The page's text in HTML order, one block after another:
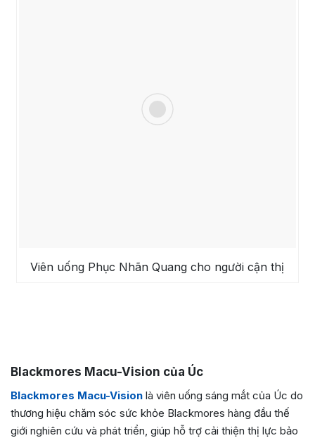
Viên uống Phục Nhãn Quang cho người cận thị
Blackmores Macu-Vision của Úc
Blackmores Macu-Vision là viên uống sáng mắt của Úc do
thương hiệu chăm sóc sức khỏe Blackmores hàng đầu thế
giới nghiên cứu và phát triển, giúp hỗ trợ cải thiện thị lực bảo